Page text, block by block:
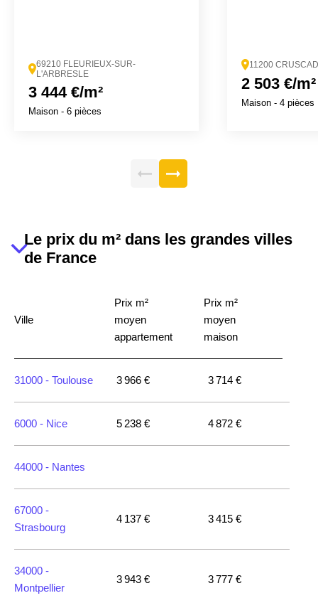
69210 FLEURIEUX-SUR-
L'ARBRESLE
3 444 €/m²
Maison - 6 pièces
11200
2 503 €/m²
Maison - 4 pièces
Le prix du m² dans les grandes villes
de France
Ville
Prix m²
moyen
appartement
Prix m²
moyen
maison
31000 - Toulouse 3 966 € 3 714 €
6000 - Nice 5 238 € 4 872 €
44000 - Nantes
67000 -
Strasbourg
4 137 € 3 415 €
34000 -
Montpellier
3 943 € 3 777 €